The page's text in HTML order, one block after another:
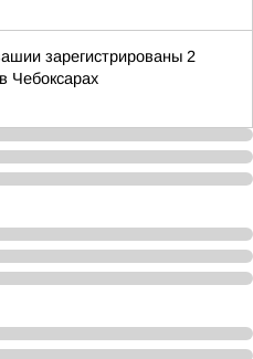
зарегистрированы 2
Чебоксарах